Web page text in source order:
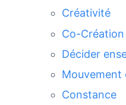
Créativité
Co-
Décider
Mouvement
Constance